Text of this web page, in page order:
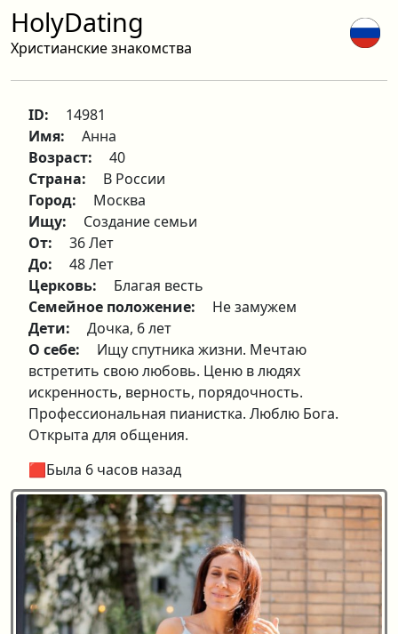
HolyDating
Христианские знакомства
ID:
14981
Имя:
Анна
Возраст:
40
Страна:
В России
Город:
Москва
Ищу:
Создание семьи
От:
36 Лет
До:
48 Лет
Церковь:
Благая весть
Семейное положение:
Не замужем
Дети:
Дочка, 6 лет
О себе:
Ищу спутника жизни. Мечтаю
встретить свою любовь. Ценю в людях
искренность, верность, порядочность.
Профессиональная пианистка. Люблю Бога.
Открыта для общения.
🟥Была 6 часов назад